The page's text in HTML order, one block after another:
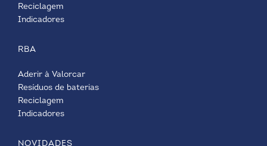
Reciclagem
Indicadores
RBA
Aderir à Valorcar
Resíduos de baterias
Reciclagem
Indicadores
NOVIDADES